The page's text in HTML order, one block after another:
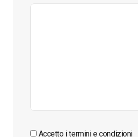
Accetto i termini e condizioni